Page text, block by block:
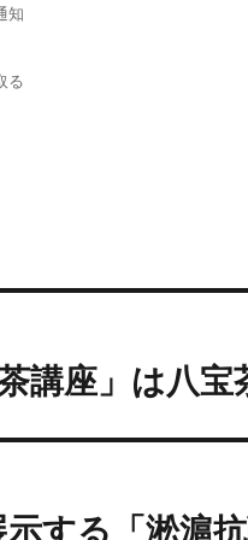
知
る
講座」は八宝
示する「淞滬